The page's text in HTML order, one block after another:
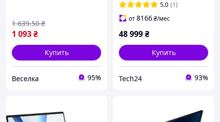
1 093₴
1 639.50 ₴
Купить
Веселка 95%
5.0 (1)
от8166₴/мес
48 999₴
Купить
Tech24 93%